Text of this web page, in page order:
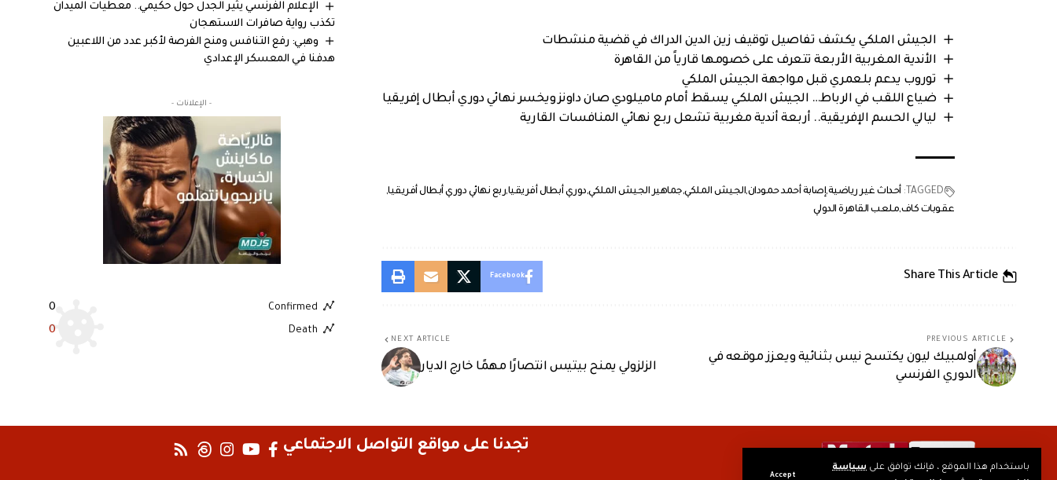
باستخدام هذا الموقع ، فإنك توافق على سياسة
Accept
الجيش الملكي يكشف تفاصيل توقيف زين الدين الدراك في قضية منشطات
الأندية المغربية الأربعة تتعرف على خصومها قارياً من القاهرة
توروب يدعم بلعمري قبل مواجهة الجيش الملكي
ضياع اللقب في الرباط… الجيش الملكي يسقط أمام ماميلودي صان داونز ويخسر نهائي دوري أبطال إفريقيا
ليالي الحسم الإفريقية.. أربعة أندية مغربية تشعل ربع نهائي المنافسات القارية
TAGGED: أحداث غير رياضيةإصابة أحمد حمودانالجيش الملكي جماهير الجيش الملكي دوري أبطال أفريقياربع نهائي دوري أبطال أفريقيا
عقوبات كافملعب القاهرة الدولي
Share This Article
Facebook
PREVIOUS ARTICLE
أولمبيك ليون يكتسح نيس بثنائية ويعزز موقعه في
الدوري الفرنسي
NEXT ARTICLE
الزلزولي يمنح بيتيس انتصارًا مهمًا خارج الديار
الإعلام الفرنسي يثير الجدل حول حكيمي.. معطيات الميدان
تكذب رواية صافرات الاستهجان
وهبي: رفع التنافس ومنح الفرصة لأكبر عدد من اللاعبين
هدفنا في المعسكر الإعدادي
- الإعلانات -
Confirmed
0
Death
0
تجدنا على مواقع التواصل الاجتماعي